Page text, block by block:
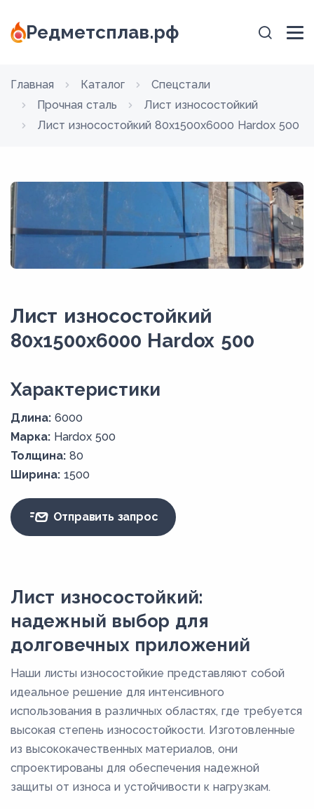
Редметсплав.рф
Главная Каталог
Спецстали
Прочная сталь
Лист износостойкий
Лист износостойкий 80x1500х6000 Hardox 500
Лист износостойкий
80x1500х6000 Hardox 500
Xарактеристики
Длина: 6000
Марка: Hardox 500
Толщина: 80
Ширина: 1500
Отправить запрос
Лист износостойкий:
надежный выбор для
долговечных приложений
Наши листы износостойкие представляют собой
идеальное решение для интенсивного
использования в различных областях, где требуется
высокая степень износостойкости. Изготовленные
из высококачественных материалов, они
спроектированы для обеспечения надежной
защиты от износа и устойчивости к нагрузкам.